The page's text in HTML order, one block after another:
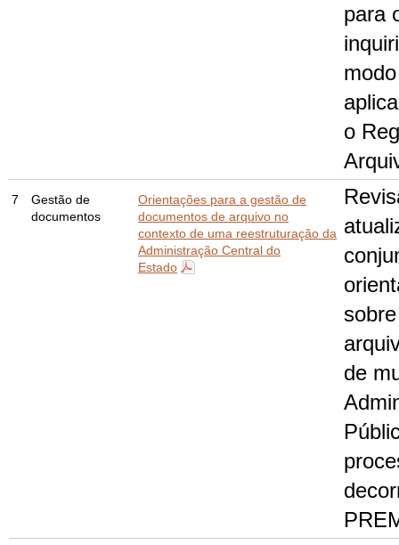
para
o
7
Gestão de
documentos
Orientações para a gestão de
documentos de arquivo no
contexto de uma reestruturação da
Administração Central do
Estado
de